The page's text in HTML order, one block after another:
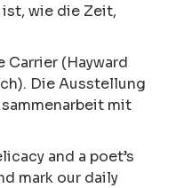
wie die Zeit,
(Hayward
Die Ausstellung
mit
and a poet’s
mark our daily